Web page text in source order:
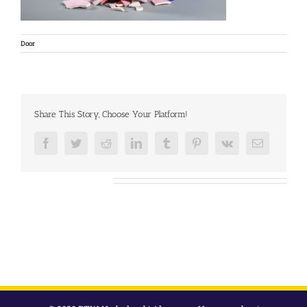
Door
Share This Story, Choose Your Platform!
FacebookTwitterRedditLinkedInTumblr PinterestVk
E-